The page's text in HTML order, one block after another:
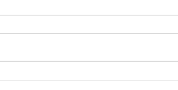
Piccoli esploratori